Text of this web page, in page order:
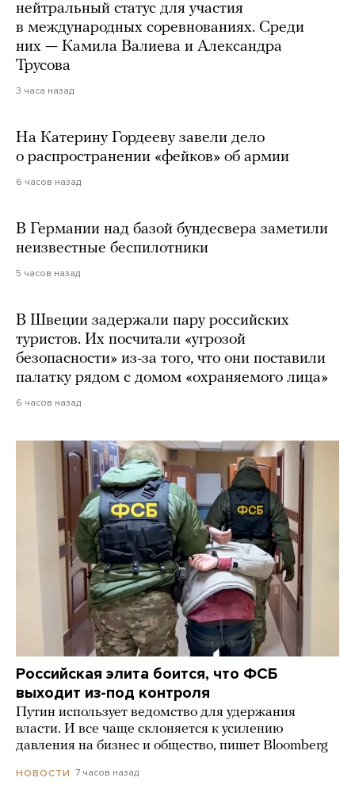
нейтральный статус для участия
в международных соревнованиях. Среди
них — Камила Валиева и Александра
Трусова
3 часа назад
На Катерину Гордееву завели дело
о распространении «фейков» об армии
6 часов назад
В Германии над базой бундесвера заметили
неизвестные беспилотники
5 часов назад
В Швеции задержали пару российских
туристов. Их посчитали «угрозой
безопасности» из-за того, что они поставили
палатку рядом с домом «охраняемого лица»
6 часов назад
Российская элита боится, что ФСБ
выходит из-под контроля
Путин использует ведомство для удержания
власти. И все чаще склоняется к усилению
давления на бизнес и общество, пишет Bloomberg
НОВОСТИ 7 часов назад